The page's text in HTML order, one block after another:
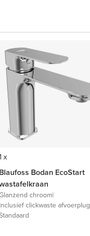
x
Blaufoss Bodan EcoStart
chroom|
Inclusief clickwaste afvoerplug